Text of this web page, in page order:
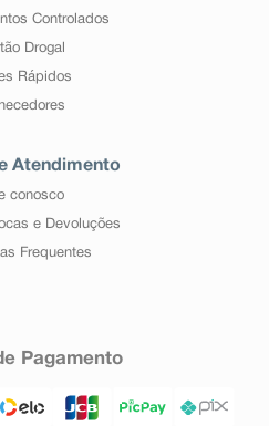
Controlados
Drogal
Rápidos
Atendimento
conosco
e Devoluções
Frequentes
Pagamento